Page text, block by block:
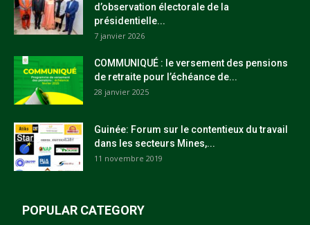
d’observation électorale de la
présidentielle...
7 janvier 2026
COMMUNIQUÉ : le versement des pensions
de retraite pour l’échéance de...
28 janvier 2025
Guinée: Forum sur le contentieux du travail
dans les secteurs Mines,...
11 novembre 2019
POPULAR CATEGORY